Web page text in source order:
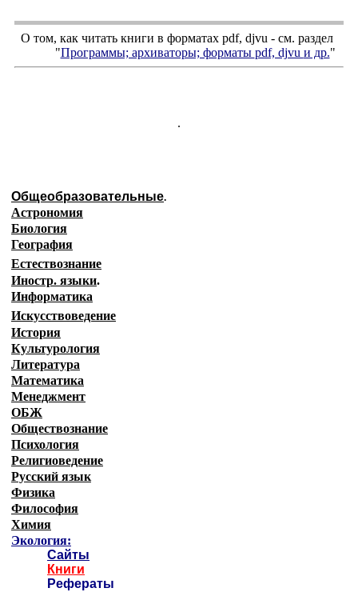
О том, как читать книги в форматах pdf, djvu - см. раздел
"Программы; архиваторы; форматы pdf, djvu и др."
.
Общеобразовательные.
Астрономия
Биология
География
Естествознание
Иностр. языки.
Информатика
Искусствоведение
История
Культурология
Литература
Математика
Менеджмент
ОБЖ
Обществознание
Психология
Религиоведение
Русский язык
Физика
Философия
Химия
Экология:
Сайты
Книги
Рефераты